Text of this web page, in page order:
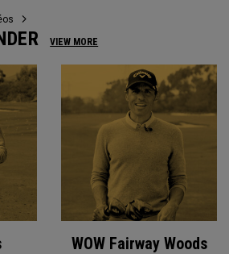
VIEW MORE
WOW Fairway Woods